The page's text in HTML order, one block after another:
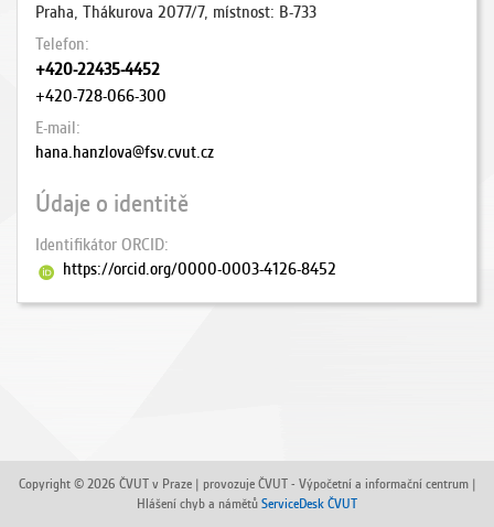
Praha, Thákurova 2077/7, místnost: B-733
Telefon
+420-22435-4452
+420-728-066-300
E-mail
hana.hanzlova@fsv.cvut.cz
Údaje o identitě
Identifikátor ORCID
https://orcid.org/0000-0003-4126-8452
Copyright © 2026 ČVUT v Praze | provozuje ČVUT - Výpočetní a informační centrum |
Hlášení chyb a námětů ServiceDesk ČVUT